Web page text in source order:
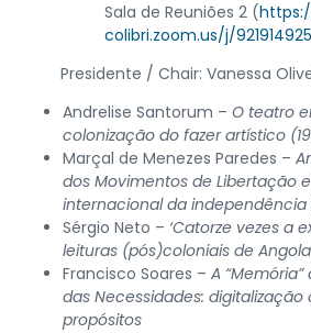
Sala de Reuniões 2 (
colibri.zoom.us/j/
Presidente / Chair: Vanessa
Andrelise Santorum – O teatro
colonização do fazer artístico
Marçal de Menezes Paredes –
dos Movimentos de Libertação
internacional da independência
Sérgio Neto – ‘Catorze vezes a
leituras (pós)coloniais de Angola
Francisco Soares – A
das Necessidades:
propósitos